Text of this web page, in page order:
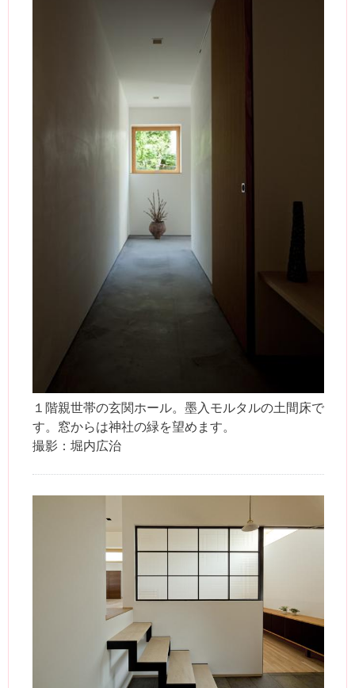
１階親世帯の玄関ホール。墨入モルタルの土間床で
す。窓からは神社の緑を望めます。
撮影：堀内広治